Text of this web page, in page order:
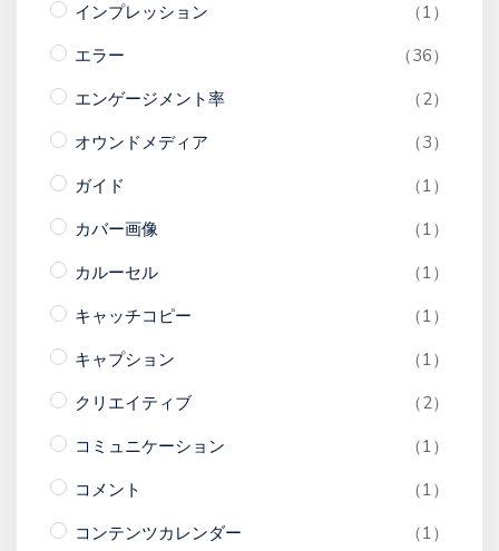
インプレッション
（1）
エラー
（36）
エンゲージメント率
（2）
オウンドメディア
（3）
ガイド
（1）
カバー画像
（1）
カルーセル
（1）
キャッチコピー
（1）
キャプション
（1）
クリエイティブ
（2）
コミュニケーション
（1）
コメント
（1）
コンテンツカレンダー
（1）